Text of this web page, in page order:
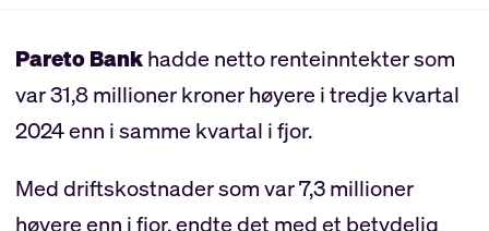
Pareto Bankhadde netto renteinntekter som
var 31,8 millioner kroner høyere i tredje kvartal
2024 enn i samme kvartal i fjor.
Med driftskostnader som var 7,3 millioner
høyere enn i fjor, endte det med et betydelig